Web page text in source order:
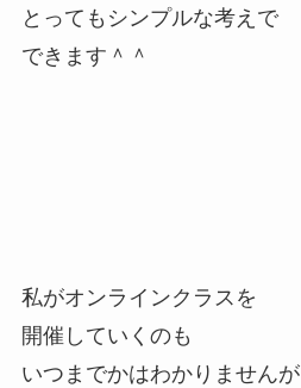
とってもシンプルな考えで
できます＾＾
私がオンラインクラスを
開催していくのも
いつまでかはわかりませんが